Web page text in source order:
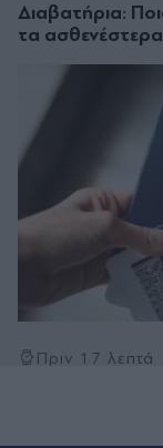
Διαβατήρια:
τα
Πριν 17 λεπτά